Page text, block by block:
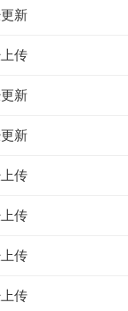
新
传
新
新
传
传
传
传